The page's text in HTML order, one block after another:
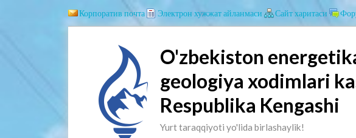
Корпоратив почта Электрон хужжат айланмаси Сайт харитаси
O'zbekiston
geologiya xodimlari
Respublika Kengashi
Yurt taraqqiyoti yo'lida birlashaylik!